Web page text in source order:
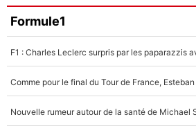
Faris Moumbagna
4%
Un autre joueur
5%
Formule1